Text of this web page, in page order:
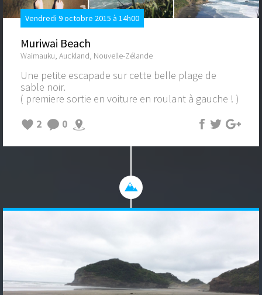
Vendredi 9 octobre 2015 à 14h00
Muriwai Beach
Waimauku, Auckland, Nouvelle-Zélande
Une petite escapade sur cette belle plage de
sable noir.
( premiere sortie en voiture en roulant à gauche ! )
2
0